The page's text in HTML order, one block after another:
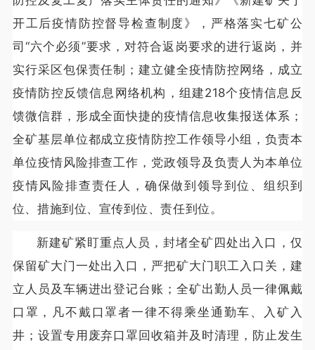
开工后疫情防控督导检查制度》，严格落实七矿公
司“六个必须”要求，对符合返岗要求的进行返岗，并
实行采区包保责任制；建立健全疫情防控网络，成立
疫情防控反馈信息网络机构，组建218个疫情信息反
馈微信群，形成全面快捷的疫情信息收集报送体系；
全矿基层单位都成立疫情防控工作领导小组，负责本
单位疫情风险排查工作，党政领导及负责人为本单位
疫情风险排查责任人，确保做到领导到位、组织到
位、措施到位、宣传到位、责任到位。
新建矿紧盯重点人员，封堵全矿四处出入口，仅
保留矿大门一处出入口，严把矿大门职工入口关，建
立人员及车辆进出登记台账；全矿出勤人员一律佩戴
口罩，凡不戴口罩者一律不得乘坐通勤车、入矿入
井；设置专用废弃口罩回收箱并及时清理，防止发生